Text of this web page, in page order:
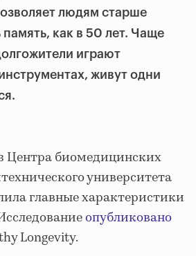
людям старше
память, как в 50 лет. Чаще
играют
живут одни
Центра биомедицинских
университета
главные характеристики
опубликовано
Longevity.